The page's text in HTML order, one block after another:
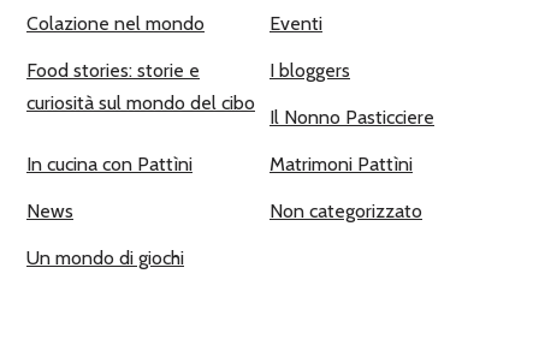
Colazione nel mondo Eventi
Food stories: storie e
curiosità sul mondo del cibo
I bloggers
Il Nonno Pasticciere
In cucina con Pattìni Matrimoni Pattìni
News Non categorizzato
Un mondo di giochi